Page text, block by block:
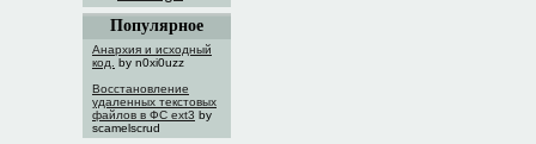
Популярное
Анархия и исходный
код.
by n0xi0uzz
Восстановление
удаленных текстовых
файлов в ФС ext3 by
scamelscrud